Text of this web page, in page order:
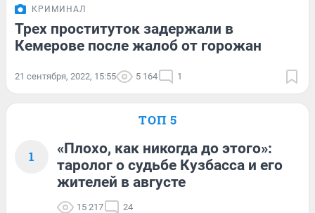
КРИМИНАЛ
Трех проституток задержали в
Кемерове после жалоб от горожан
21 сентября, 2022, 15:55 5 164 1
ТОП 5
1
«Плохо, как никогда до этого»:
таролог о судьбе Кузбасса и его
жителей в августе
15 217 24